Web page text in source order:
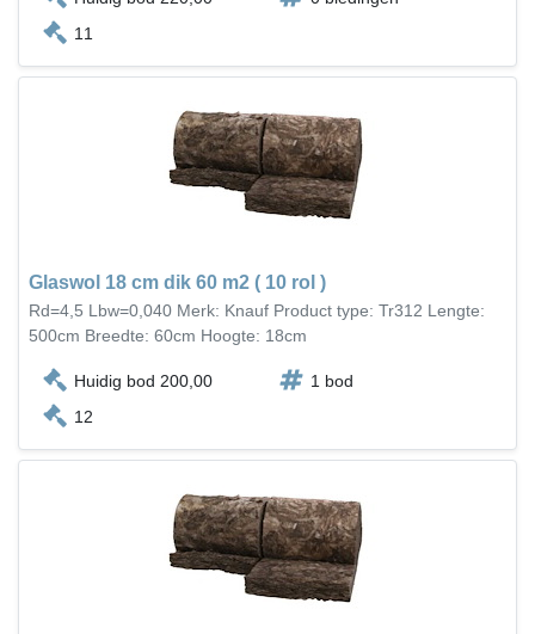
11
Glaswol 18 cm dik 60 m2 ( 10 rol )
Rd=4,5 Lbw=0,040 Merk: Knauf Product type: Tr312 Lengte:
500cm Breedte: 60cm Hoogte: 18cm
Huidig bod 200,00
1 bod
12